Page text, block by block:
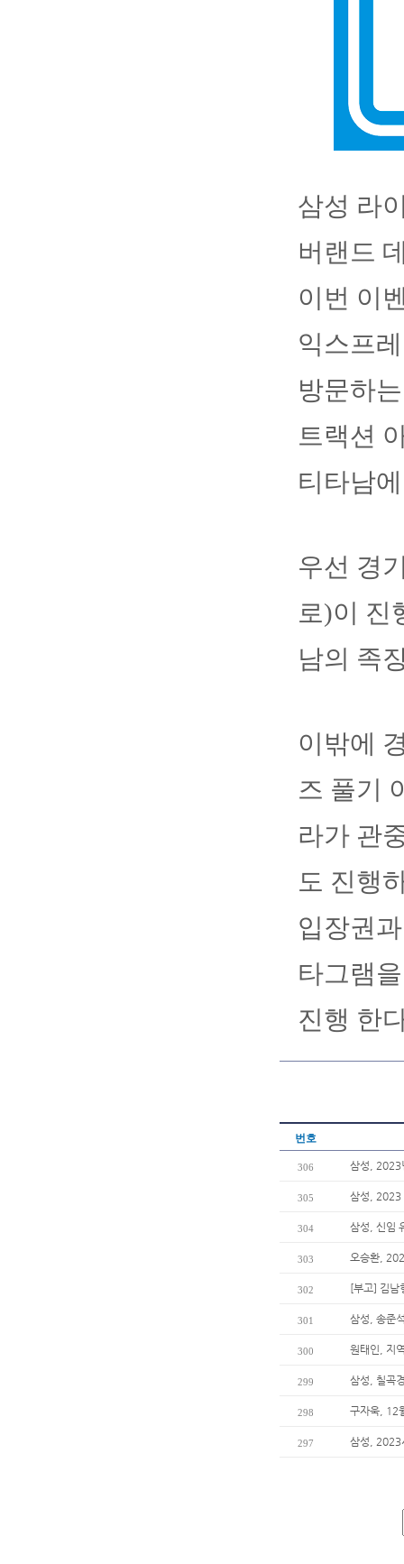
삼성 라
버랜드
이번 이
익스프
방문하
트랙션
티타남
우선 경
로)이 진
남의 족
이밖에
즈 풀기
라가 관
도 진행
입장권
타그램
진행 한
번호
306 삼성, 2023
305 삼성, 2023
304 삼성, 신임
303 오승환,
302 [부고] 김남
301 삼성, 송준
300 원태인, 지
299 삼성, 칠곡
298 구자욱, 12
297 삼성, 2023